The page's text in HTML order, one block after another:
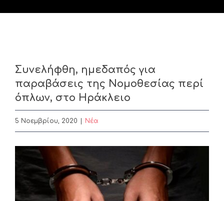
Συνελήφθη, ημεδαπός για
παραβάσεις της Νομοθεσίας περί
όπλων, στο Ηράκλειο
5 Νοεμβρίου, 2020 Nέα
View
Larger